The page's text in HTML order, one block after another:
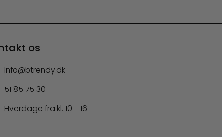
os
Info@btrendy.dk
51 85 75 30
Hverdage fra kl. 10 - 16